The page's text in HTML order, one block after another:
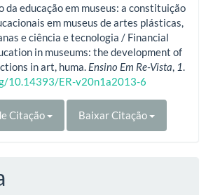
da educação em museus: a constituição
em museus de artes plásticas,
e ciência e tecnologia / Financial
in museums: the development of
in art, huma. Ensino Em Re-Vista, 1.
10.14393/ER-v20n1a2013-6
Citação Baixar Citação